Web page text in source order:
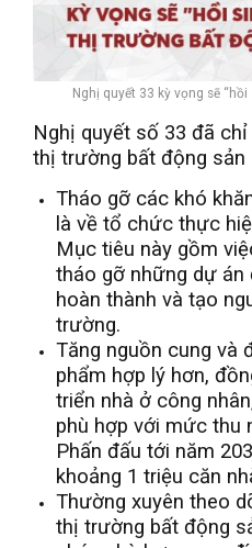
Nghị quyết 33 kỳ vọng sẽ
Nghị quyết số 33 đã
thị trường bất động sản
Tháo gỡ các khó
là về tổ chức thực
Mục tiêu này gồm
tháo gỡ những dự án
hoàn thành và tạo
trường.
Tăng nguồn cung và
phẩm hợp lý hơn,
triển nhà ở công
phù hợp với mức thu
Phấn đấu tới năm
khoảng 1 triệu căn
Thường xuyên theo
thị trường bất động